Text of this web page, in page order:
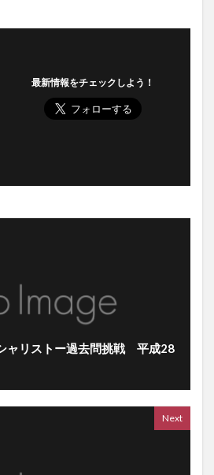
最新情報をチェックしよう！
ャリストー過去問挑戦 平成28
Next